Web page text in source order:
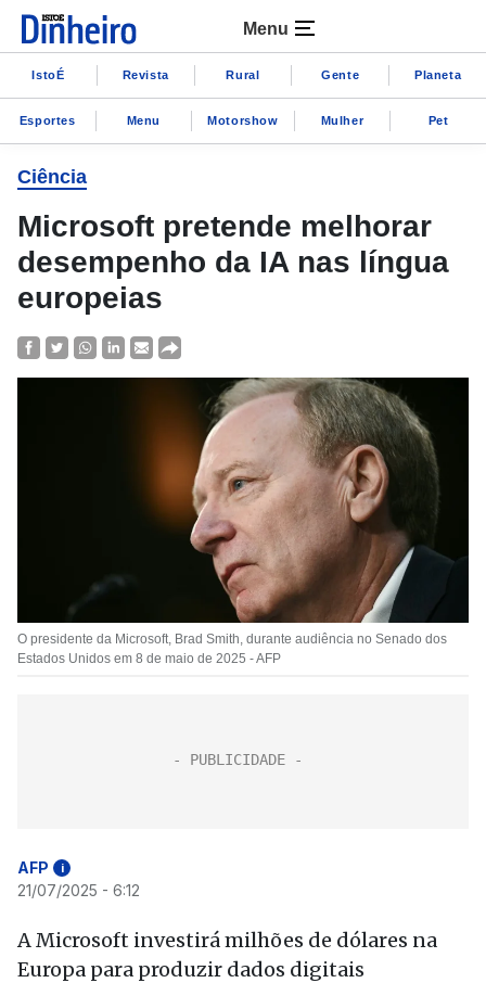
Menu
IstoÉ Revista Rural Gente Planeta
Esportes Menu Motorshow Mulher Pet
Ciência
Microsoft pretende melhorar
desempenho da IA nas língua
europeias
O presidente da Microsoft, Brad Smith, durante audiência no Senado dos
Estados Unidos em 8 de maio de 2025 - AFP
AFP i
21/07/2025 - 6:12
A Microsoft investirá milhões de dólares na
Europa para produzir dados digitais